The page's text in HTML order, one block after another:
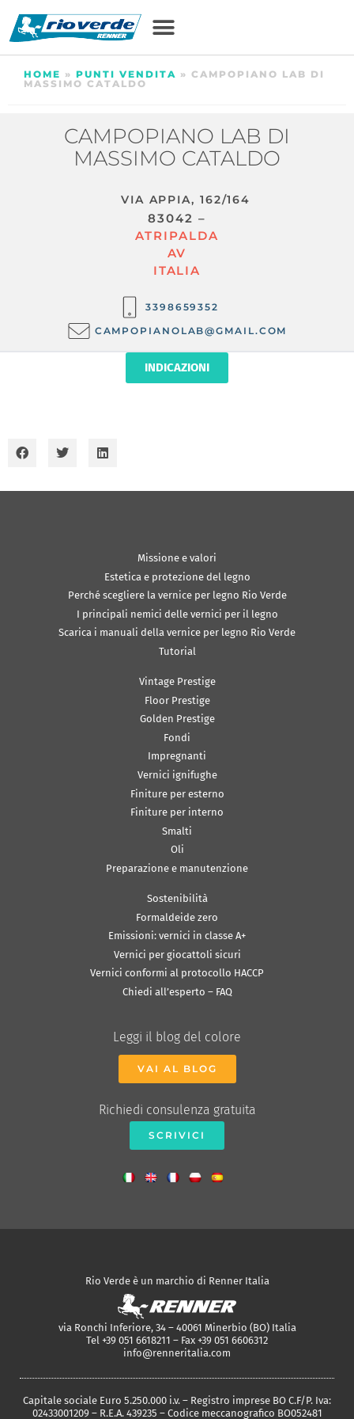
HOME » PUNTI VENDITA » CAMPOPIANO LAB DI
MASSIMO CATALDO
CAMPOPIANO LAB DI
MASSIMO CATALDO
VIA APPIA, 162/164
83042 –
ATRIPALDA
AV
ITALIA
3398659352
CAMPOPIANOLAB@GMAIL.COM
INDICAZIONI
Missione e valori
Estetica e protezione del legno
Perché scegliere la vernice per legno Rio Verde
I principali nemici delle vernici per il legno
Scarica i manuali della vernice per legno Rio Verde
Tutorial
Vintage Prestige
Floor Prestige
Golden Prestige
Fondi
Impregnanti
Vernici ignifughe
Finiture per esterno
Finiture per interno
Smalti
Oli
Preparazione e manutenzione
Sostenibilità
Formaldeide zero
Emissioni: vernici in classe A+
Vernici per giocattoli sicuri
Vernici conformi al protocollo HACCP
Chiedi all’esperto – FAQ
Leggi il blog del colore
VAI AL BLOG
Richiedi consulenza gratuita
SCRIVICI
Rio Verde è un marchio di Renner Italia
via Ronchi Inferiore, 34 – 40061 Minerbio (BO) Italia
Tel +39 051 6618211 – Fax +39 051 6606312
info@renneritalia.com
Capitale sociale Euro 5.250.000 i.v. – Registro imprese BO C.F/P. Iva:
02433001209 – R.E.A. 439235 – Codice meccanografico BO052481